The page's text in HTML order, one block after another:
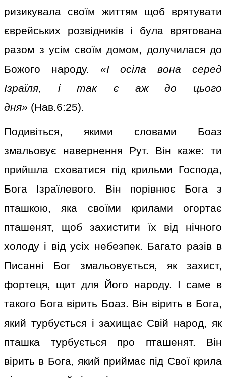
ризикувала своїм життям щоб врятувати
єврейських розвідників і була врятована
разом з усім своїм домом, долучилася до
Божого народу. «І осіла вона серед
Ізраїля, і так є аж до цього
дня» (Нав.6:25).
Подивіться, якими словами Боаз
змальовує навернення Рут. Він каже: ти
прийшла сховатися під крильми Господа,
Бога Ізраїлевого. Він порівнює Бога з
пташкою, яка своїми крилами огортає
пташенят, щоб захистити їх від нічного
холоду і від усіх небезпек. Багато разів в
Писанні Бог змальовується, як захист,
фортеця, щит для Його народу. І саме в
такого Бога вірить Боаз. Він вірить в Бога,
який турбується і захищає Свій народ, як
пташка турбується про пташенят. Він
вірить в Бога, який приймає під Свої крила